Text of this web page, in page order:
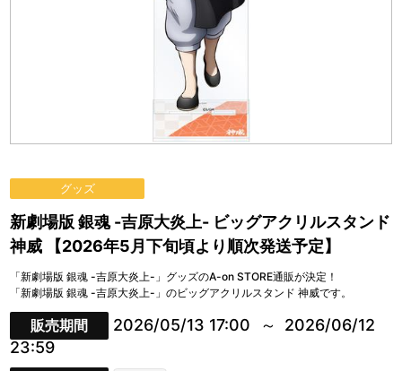
グッズ
新劇場版 銀魂 -吉原大炎上- ビッグアクリルスタンド
神威 【2026年5月下旬頃より順次発送予定】
「新劇場版 銀魂 -吉原大炎上-」グッズのA-on STORE通販が決定！
「新劇場版 銀魂 -吉原大炎上-」のビッグアクリルスタンド 神威です。
販売期間 2026/05/13 17:00
2026/06/12
23:59